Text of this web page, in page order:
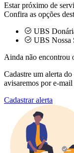
Estar próximo de
Confira as opções
UBS
UBS Nossa
Ainda não encontrou
Cadastre um alerta
avisaremos por e-
Cadastrar alerta